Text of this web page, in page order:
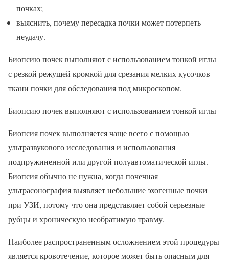
почках;
выяснить, почему пересадка почки может потерпеть
неудачу.
Биопсию почек выполняют с использованием тонкой иглы
с резкой режущей кромкой для срезания мелких кусочков
ткани почки для обследования под микроскопом.
Биопсию почек выполняют с использованием тонкой иглы
Биопсия почек выполняется чаще всего с помощью
ультразвукового исследования и использования
подпружиненной или другой полуавтоматической иглы.
Биопсия обычно не нужна, когда почечная
ультрасонография выявляет небольшие эхогенные почки
при УЗИ, потому что она представляет собой серьезные
рубцы и хроническую необратимую травму.
Наиболее распространенным осложнением этой процедуры
является кровотечение, которое может быть опасным для